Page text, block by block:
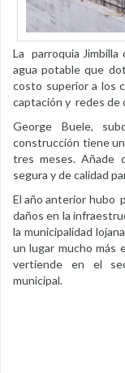
La parroquia
agua potable que
costo superior a los
captación y redes de
George Buele,
construcción tiene
tres meses. Añade
segura y de calidad
El año anterior hubo
daños en la
la municipalidad
un lugar mucho más
vertiende en el
municipal.